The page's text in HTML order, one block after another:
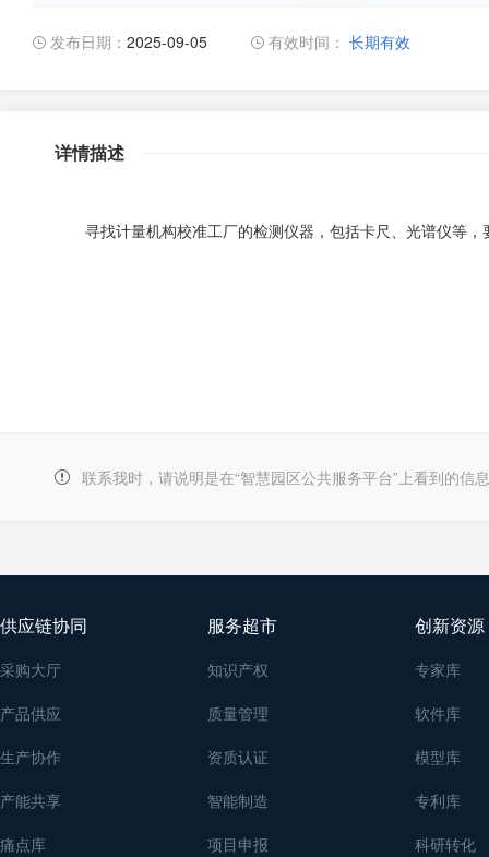
发布日期： 2025-09-05 有效时间： 长期有效
详情描述
寻找计量机构校准工厂的检测仪器，包括卡尺、光谱仪等
联系我时，请说明是在“智慧园区公共服务平台”上看到的信
供应链协同
采购大厅
产品供应
生产协作
产能共享
痛点库
服务超市
知识产权
质量管理
资质认证
智能制造
项目申报
创新资源
专家库
软件库
模型库
专利库
科研转化